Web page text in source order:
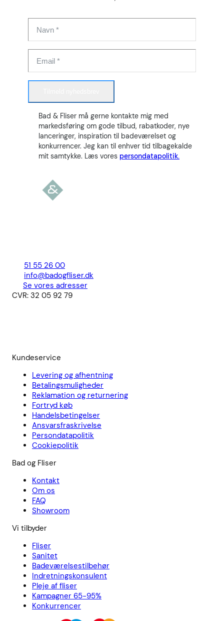
Bad & Fliser må gerne kontakte mig med
markedsføring om gode tilbud, rabatkoder, nye
lanceringer, inspiration til badeværelset og
konkurrencer. Jeg kan til enhver tid tilbagekalde
mit samtykke. Læs vores persondatapolitik.
51 55 26 00
info@badogfliser.dk
Se vores adresser
CVR: 32 05 92 79
Kundeservice
Levering og afhentning
Betalingsmuligheder
Reklamation og returnering
Fortryd køb
Handelsbetingelser
Ansvarsfraskrivelse
Persondatapolitik
Cookiepolitik
Bad og Fliser
Kontakt
Om os
FAQ
Showroom
Vi tilbyder
Fliser
Sanitet
Badeværelsestilbehør
Indretningskonsulent
Pleje af fliser
Kampagner 65-95%
Konkurrencer